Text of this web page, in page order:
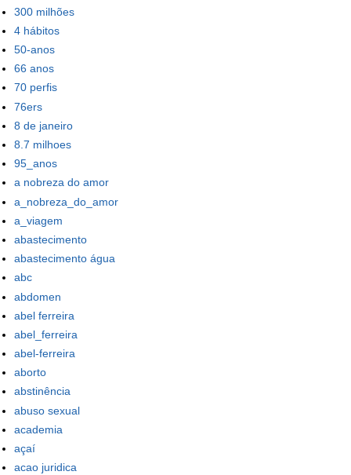
300 milhões
4 hábitos
50-anos
66 anos
70 perfis
76ers
8 de janeiro
8.7 milhoes
95_anos
a nobreza do amor
a_nobreza_do_amor
a_viagem
abastecimento
abastecimento água
abc
abdomen
abel ferreira
abel_ferreira
abel-ferreira
aborto
abstinência
abuso sexual
academia
açaí
acao juridica